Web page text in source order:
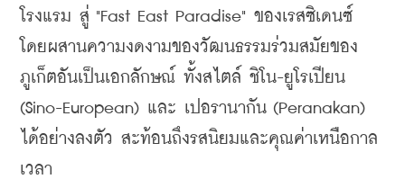
โรงแรม สู่ "Fast East Paradise" ของเรสซิเดนซ์
โดยผสานความงดงามของวัฒนธรรมร่วมสมัยของ
ภูเก็ตอันเป็นเอกลักษณ์ ทั้งสไตล์ ชิโน-ยูโรเปียน
(Sino-European) และ เปอรานากัน (Peranakan)
ได้อย่างลงตัว สะท้อนถึงรสนิยมและคุณค่าเหนือกาล
เวลา